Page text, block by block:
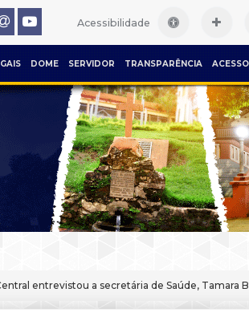
Acessibilidade
DOME SERVIDOR TRANSPARÊNCIA
entrevistou a secretária de Saúde, Tamara